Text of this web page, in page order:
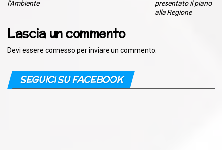
l’Ambiente
presentato il piano
alla Regione
Lascia un commento
Devi essere connesso per inviare un commento.
SEGUICI SU FACEBOOK